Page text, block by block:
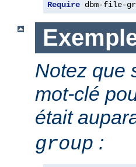
Require dbm-file-
Notez que
mot-clé
était
group :